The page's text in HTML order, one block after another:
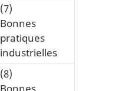
(7)
Bonnes
pratiques
industrielles
(8)
Bonnes